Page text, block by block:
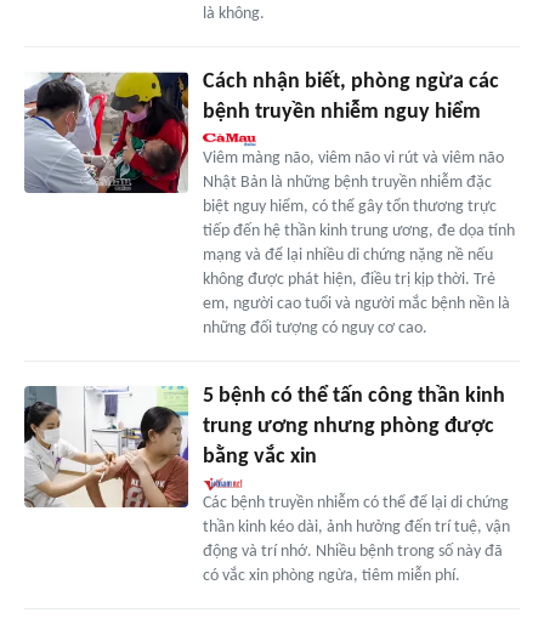
là không.
Cách nhận biết, phòng ngừa các
bệnh truyền nhiễm nguy hiểm
Viêm màng não, viêm não vi rút và viêm não
Nhật Bản là những bệnh truyền nhiễm đặc
biệt nguy hiểm, có thể gây tổn thương trực
tiếp đến hệ thần kinh trung ương, đe dọa tính
mạng và để lại nhiều di chứng nặng nề nếu
không được phát hiện, điều trị kịp thời. Trẻ
em, người cao tuổi và người mắc bệnh nền là
những đối tượng có nguy cơ cao.
5 bệnh có thể tấn công thần kinh
trung ương nhưng phòng được
bằng vắc xin
Các bệnh truyền nhiễm có thể để lại di chứng
thần kinh kéo dài, ảnh hưởng đến trí tuệ, vận
động và trí nhớ. Nhiều bệnh trong số này đã
có vắc xin phòng ngừa, tiêm miễn phí.